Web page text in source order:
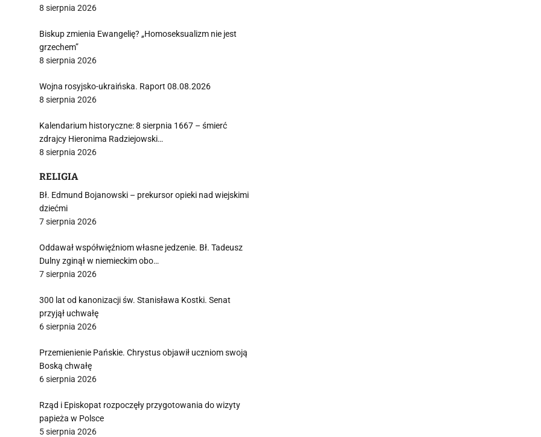
8 sierpnia 2026
Biskup zmienia Ewangelię? „Homoseksualizm nie jest
grzechem”
8 sierpnia 2026
Wojna rosyjsko-ukraińska. Raport 08.08.2026
8 sierpnia 2026
Kalendarium historyczne: 8 sierpnia 1667 – śmierć
zdrajcy Hieronima Radziejowski…
8 sierpnia 2026
RELIGIA
Bł. Edmund Bojanowski – prekursor opieki nad wiejskimi
dziećmi
7 sierpnia 2026
Oddawał współwięźniom własne jedzenie. Bł. Tadeusz
Dulny zginął w niemieckim obo…
7 sierpnia 2026
300 lat od kanonizacji św. Stanisława Kostki. Senat
przyjął uchwałę
6 sierpnia 2026
Przemienienie Pańskie. Chrystus objawił uczniom swoją
Boską chwałę
6 sierpnia 2026
Rząd i Episkopat rozpoczęły przygotowania do wizyty
papieża w Polsce
5 sierpnia 2026